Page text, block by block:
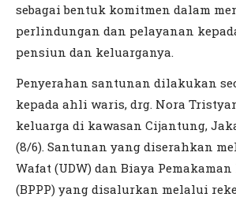
sebagai bentuk komitmen dalam
perlindungan dan pelayanan
pensiun dan keluarganya.
Penyerahan santunan dilakukan
kepada ahli waris, drg. Nora
keluarga di kawasan Cijantung,
(8/6). Santunan yang diserahkan
Wafat (UDW) dan Biaya
(BPPP) yang disalurkan melalui